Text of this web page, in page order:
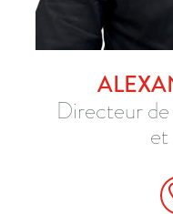
Directeur de